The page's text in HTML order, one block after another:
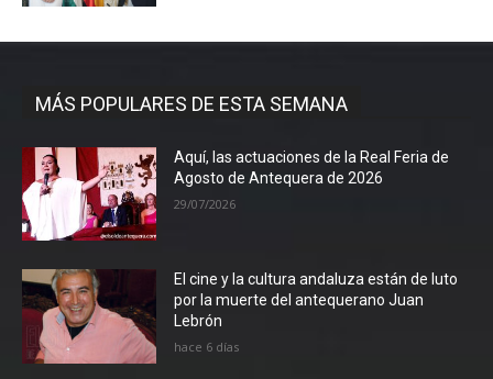
MÁS POPULARES DE ESTA SEMANA
Aquí, las actuaciones de la Real Feria de
Agosto de Antequera de 2026
29/07/2026
El cine y la cultura andaluza están de luto
por la muerte del antequerano Juan
Lebrón
hace 6 días